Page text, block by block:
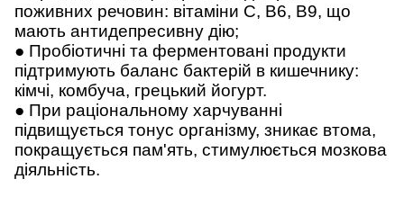
поживних речовин: вітаміни С, В6, В9, що
мають антидепресивну дію;
● Пробіотичні та ферментовані продукти
підтримують баланс бактерій в кишечнику:
кімчі, комбуча, грецький йогурт.
● При раціональному харчуванні
підвищується тонус організму, зникає втома,
покращується пам'ять, стимулюється мозкова
діяльність.